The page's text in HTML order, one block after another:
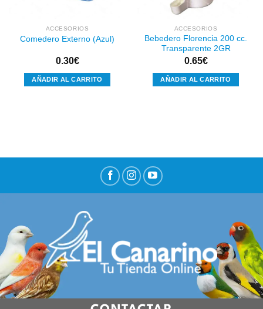
ACCESORIOS
Comedero Externo (Azul)
0.30€
AÑADIR AL CARRITO
ACCESORIOS
Bebedero Florencia 200 cc.
Transparente 2GR
0.65€
AÑADIR AL CARRITO